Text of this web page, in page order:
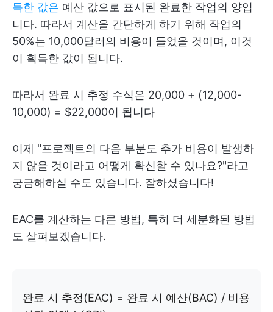
득한 값은 예산 값으로 표시된 완료한 작업의 양입
니다. 따라서 계산을 간단하게 하기 위해 작업의
50%는 10,000달러의 비용이 들었을 것이며, 이것
이 획득한 값이 됩니다.
따라서 완료 시 추정 수식은 20,000 + (12,000-
10,000) = $22,000이 됩니다
이제 "프로젝트의 다음 부분도 추가 비용이 발생하
지 않을 것이라고 어떻게 확신할 수 있나요?"라고
궁금해하실 수도 있습니다. 잘하셨습니다!
EAC를 계산하는 다른 방법, 특히 더 세분화된 방법
도 살펴보겠습니다.
완료 시 추정(EAC) = 완료 시 예산(BAC) / 비용